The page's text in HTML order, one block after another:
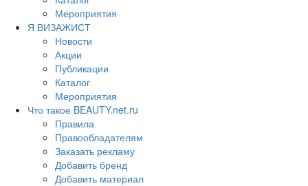
Мероприятия
Я ВИЗАЖИСТ
Новости
Акции
Публикации
Каталог
Мероприятия
Что такое BEAUTY.net.ru
Правила
Правообладателям
Заказать рекламу
Добавить бренд
Добавить материал